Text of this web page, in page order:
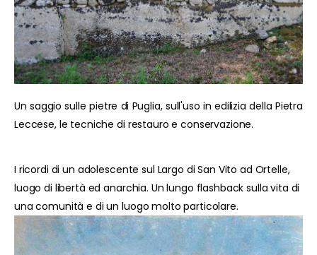
Un saggio sulle pietre di Puglia, sull'uso in edilizia della Pietra
Leccese, le tecniche di restauro e conservazione.
I ricordi di un adolescente sul Largo di San Vito ad Ortelle,
luogo di libertà ed anarchia. Un lungo flashback sulla vita di
una comunità e di un luogo molto particolare.